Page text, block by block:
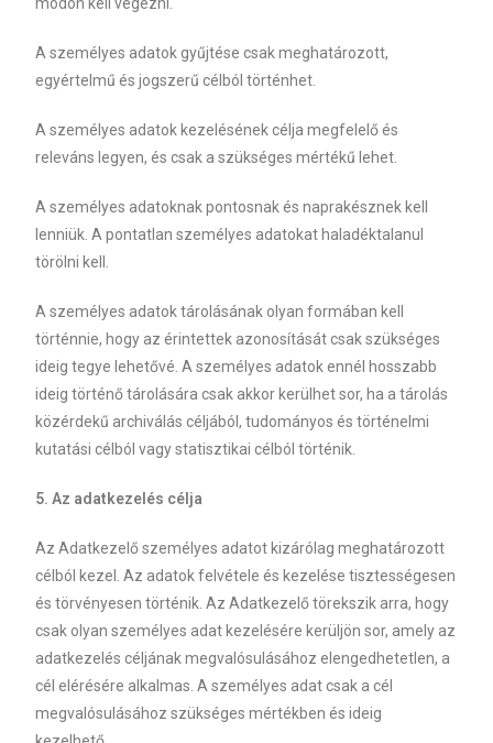
A személyes adatok gyűjtése csak meghatározott,
egyértelmű és jogszerű célból történhet.
A személyes adatok kezelésének célja megfelelő és
releváns legyen, és csak a szükséges mértékű lehet.
A személyes adatoknak pontosnak és naprakésznek kell
lenniük. A pontatlan személyes adatokat haladéktalanul
törölni kell.
A személyes adatok tárolásának olyan formában kell
történnie, hogy az érintettek azonosítását csak szükséges
ideig tegye lehetővé. A személyes adatok ennél hosszabb
ideig történő tárolására csak akkor kerülhet sor, ha a tárolás
közérdekű archiválás céljából, tudományos és történelmi
kutatási célból vagy statisztikai célból történik.
5. Az adatkezelés célja
Az Adatkezelő személyes adatot kizárólag meghatározott
célból kezel. Az adatok felvétele és kezelése tisztességesen
és törvényesen történik. Az Adatkezelő törekszik arra, hogy
csak olyan személyes adat kezelésére kerüljön sor, amely az
adatkezelés céljának megvalósulásához elengedhetetlen, a
cél elérésére alkalmas. A személyes adat csak a cél
megvalósulásához szükséges mértékben és ideig